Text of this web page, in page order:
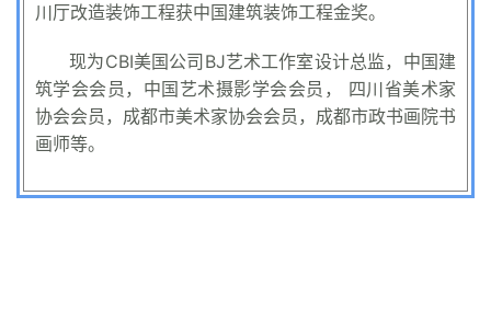
川厅改造装饰工程获中国建筑装饰工程金奖。
现为CBI美国公司BJ艺术工作室设计总监， 中国建
筑学会会员， 中国艺术摄影学会会员，
四川省美术家
协会会员， 成都市美术家协会会员， 成都市政书画院书
画师等。